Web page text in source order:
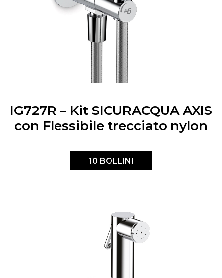
IG727R – Kit SICURACQUA AXIS
con Flessibile trecciato nylon
10 BOLLINI